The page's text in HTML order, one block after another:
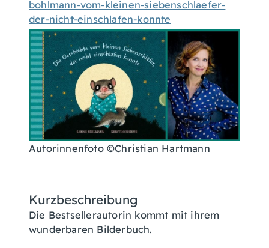
bohlmann-vom-kleinen-siebenschlaefer-
der-nicht-einschlafen-konnte
Autorinnenfoto ©Christian Hartmann
Kurzbeschreibung
Die Bestsellerautorin kommt mit ihrem
wunderbaren Bilderbuch.